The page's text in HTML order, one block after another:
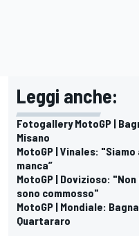
Leggi anche:
Fotogallery MotoGP |
Misano
MotoGP | Vinales:
manca”
MotoGP | Dovizioso:
sono commosso"
MotoGP | Mondiale:
Quartararo